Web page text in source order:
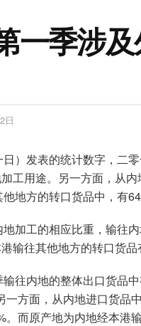
一季涉
日
）发表的统计数字，二
工用途。另一方面，从
地方的转口货品中，有
加工的相应比重，输往
输往其他地方的转口货品
往内地的整体出口货品
一方面，从内地进口货品
而原产地为内地经本港